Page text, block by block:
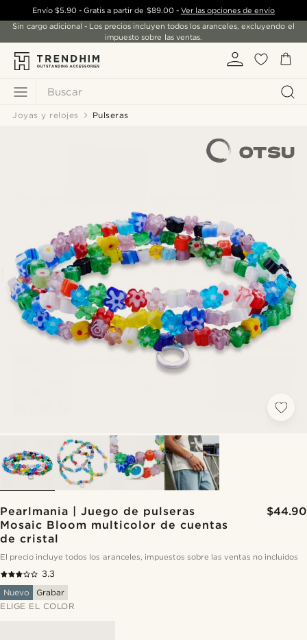
Buscar
Envío $5.90- Gratis a partir de $89.00- Ver las opciones de envío
Sin cargo adicional - Los precios incluyen todos los aranceles, excluyendo el
impuesto sobre las ventas.
Joyas y relojes Pulseras
Pearlmania | Juego de pulseras
Mosaic Bloom multicolor de cuentas
de cristal
$44.90
El precio incluye todos los aranceles, impuestos sobre las ventas no incluidos
3.3
Nuevo
Grabar
ELIGE EL COLOR